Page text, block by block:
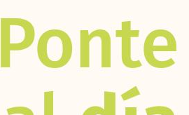
Ponte